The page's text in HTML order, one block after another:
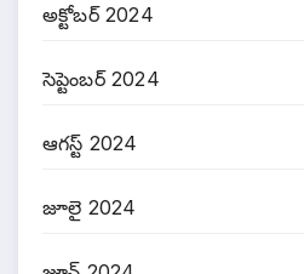
అక్టోబర్ 2024
సెప్టెంబర్ 2024
ఆగస్ట్ 2024
జూలై 2024